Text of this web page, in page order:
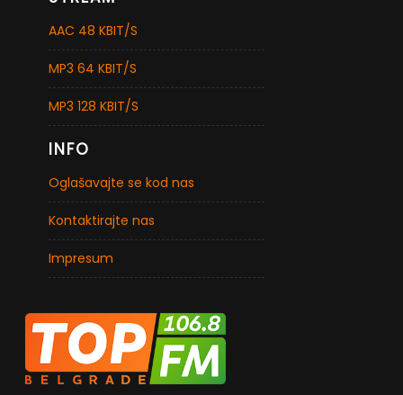
AAC 48 KBIT/S
MP3 64 KBIT/S
MP3 128 KBIT/S
INFO
Oglašavajte se kod nas
Kontaktirajte nas
Impresum